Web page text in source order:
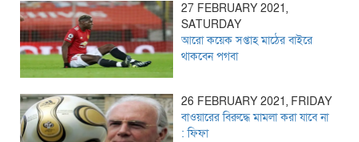
27 FEBRUARY 2021,
SATURDAY
আরো কয়েক সপ্তাহ মাঠের বাইরে
থাকবেন পগবা
26 FEBRUARY 2021, FRIDAY
বাওয়ারের বিরুদ্ধে মামলা করা যাবে না
: ফিফা